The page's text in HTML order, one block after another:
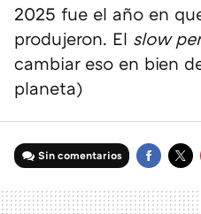
2025 fue el año en
produjeron. El slow
cambiar eso en bien
planeta)
Sin comentarios